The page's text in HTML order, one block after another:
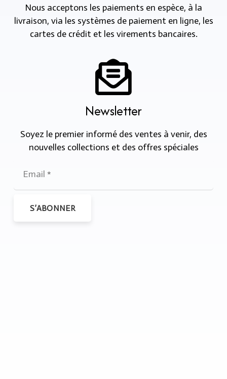
Nous acceptons les paiements en espèce, à la
livraison, via les systèmes de paiement en ligne, les
cartes de crédit et les virements bancaires.
Newsletter
Soyez le premier informé des ventes à venir, des
nouvelles collections et des offres spéciales
S’ABONNER